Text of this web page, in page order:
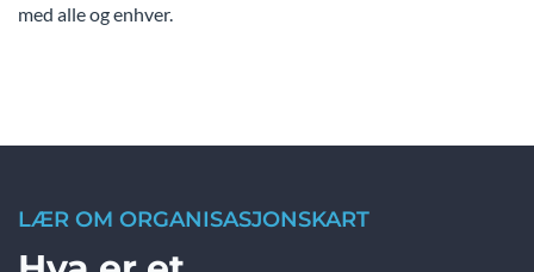
med alle og enhver.
LÆR OM ORGANISASJONSKART